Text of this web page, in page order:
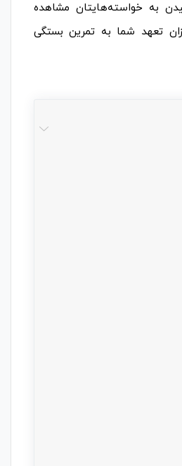
به خواسته‌هایتان مشاهده
تعهد شما به تمرین بستگی